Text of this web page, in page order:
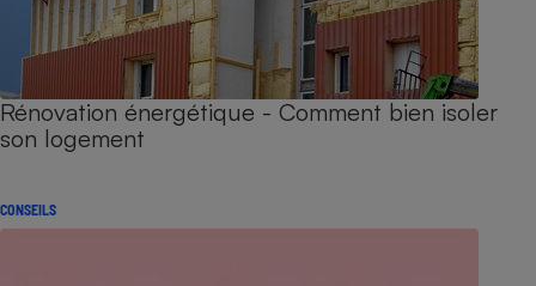
Rénovation énergétique - Comment bien isoler
son logement
CONSEILS